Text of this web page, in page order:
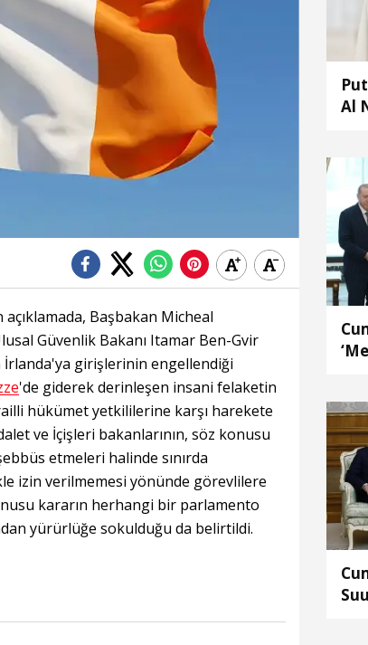
açıklamada, Başbakan Micheal
Güvenlik Bakanı Itamar Ben-Gvir
İrlanda'ya girişlerinin engellendiği
'de giderek derinleşen insani felaketin
hükümet yetkililerine karşı harekete
ve İçişleri bakanlarının, söz konusu
etmeleri halinde sınırda
izin verilmemesi yönünde görevlilere
kararın herhangi bir parlamento
yürürlüğe sokulduğu da belirtildi.
Al